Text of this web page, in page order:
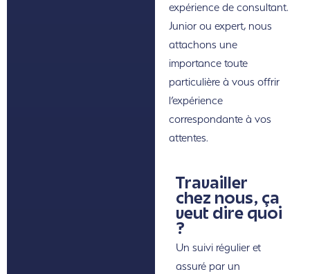
expérience de consultant.
Junior ou expert, nous
attachons une
importance toute
particulière à vous offrir
l’expérience
correspondante à vos
attentes.
Travailler
chez nous, ça
veut dire quoi
?
Un suivi régulier et
assuré par un